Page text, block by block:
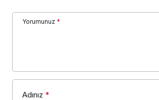
Yorumunuz *
Adınız *